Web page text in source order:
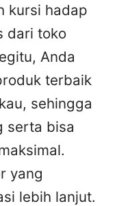
kursi hadap
dari toko
Anda
terbaik
sehingga
serta bisa
yang
lebih lanjut.